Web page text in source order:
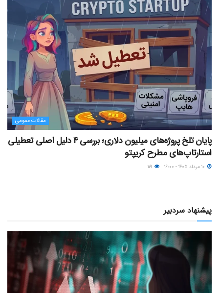
مقالات عمومی
پایان تلخ پروژه‌های میلیون دلاری؛ بررسی ۴ دلیل اصلی تعطیلی
استارتاپ‌های مطرح کریپتو
پیشنهاد سردبیر